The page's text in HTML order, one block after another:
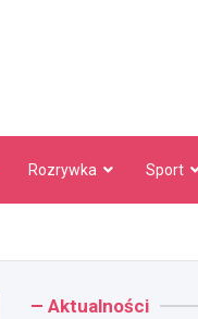
Rozrywka Sport
Aktualności